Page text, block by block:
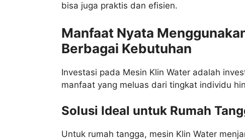
bisa juga praktis dan efisien.
Manfaat Nyata
Berbagai Kebutuhan
Investasi pada Mesin Klin Water adalah
manfaat yang meluas dari tingkat individu
Solusi Ideal untuk Rumah
Untuk rumah tangga, mesin Klin Water